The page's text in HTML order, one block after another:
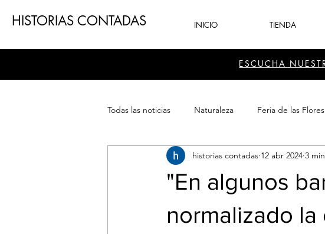
HISTORIAS CONTADAS INICIO TIENDA
ESCUCHA
Todas las noticias Naturaleza Feria de las Flores
Patrimonio Sector Cultura
"En algunos
normalizado
historias contadas 12 abr 2024 3